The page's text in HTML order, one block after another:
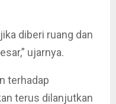
diberi ruang dan
ujarnya.
terhadap
terus dilanjutkan